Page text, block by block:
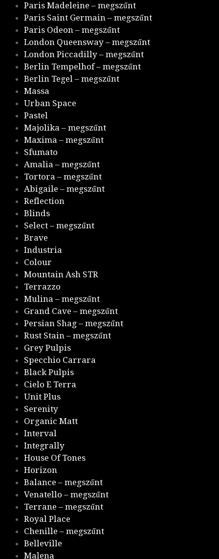
Paris Madeleine – megszűnt
Paris Saint Germain – megszűnt
Paris Odeon – megszűnt
London Queensway – megszűnt
London Piccadilly – megszűnt
Berlin Tempelhof – megszűnt
Berlin Tegel – megszűnt
Massa
Urban Space
Pastel
Majolika – megszűnt
Maxima – megszűnt
Sfumato
Amalia – megszűnt
Tortora – megszűnt
Abigaile – megszűnt
Reflection
Blinds
Select – megszűnt
Brave
Industria
Colour
Mountain Ash STR
Terrazzo
Mulina – megszűnt
Grand Cave – megszűnt
Persian Shag – megszűnt
Rust Stain – megszűnt
Grey Pulpis
Specchio Carrara
Black Pulpis
Cielo E Terra
Unit Plus
Serenity
Organic Matt
Interval
Integrally
House Of Tones
Horizon
Balance – megszűnt
Venatello – megszűnt
Terrane – megszűnt
Royal Place
Chenille – megszűnt
Belleville
Malena